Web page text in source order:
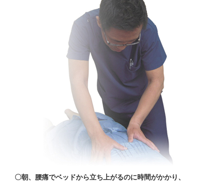
〇朝、腰痛でベッドから立ち上がるのに時間がかかり、